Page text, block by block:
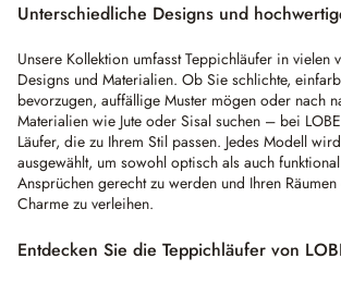
Unterschiedliche Designs und
Unsere Kollektion umfasst Teppichläufer in vielen
Designs und Materialien. Ob Sie schlichte,
bevorzugen, auffällige Muster mögen oder nach
Materialien wie Jute oder Sisal suchen – bei
Läufer, die zu Ihrem Stil passen. Jedes Modell
ausgewählt, um sowohl optisch als auch
Ansprüchen gerecht zu werden und Ihren
Charme zu verleihen.
Entdecken Sie die Teppichläufer von